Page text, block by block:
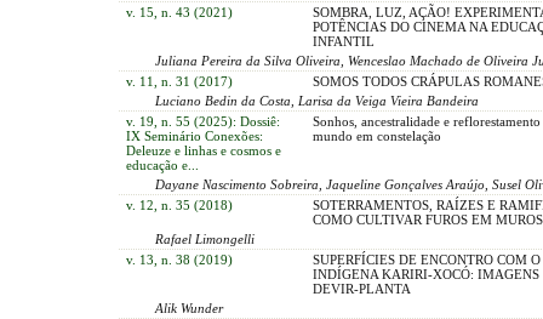
v. 15, n. 43 (2021)
SOMBRA, LUZ, AÇÃO!
POTÊNCIAS DO CINEMA NA
INFANTIL
Juliana Pereira da Silva Oliveira, Wenceslao Machado de Oliveira
v. 11, n. 31 (2017)
SOMOS TODOS CRÁPULAS
Luciano Bedin da Costa, Larisa da Veiga Vieira Bandeira
v. 19, n. 55 (2025): Dossiê:
IX Seminário Conexões:
Deleuze e linhas e cosmos e
educação e...
Sonhos, ancestralidade e
mundo em constelação
Dayane Nascimento Sobreira, Jaqueline Gonçalves Araújo, Susel
v. 12, n. 35 (2018)
SOTERRAMENTOS, RAÍZES E
COMO CULTIVAR FUROS EM
Rafael Limongelli
v. 13, n. 38 (2019)
SUPERFÍCIES DE ENCONTRO COM O
INDÍGENA KARIRI-XOCÓ: IMAGENS
DEVIR-PLANTA
Alik Wunder